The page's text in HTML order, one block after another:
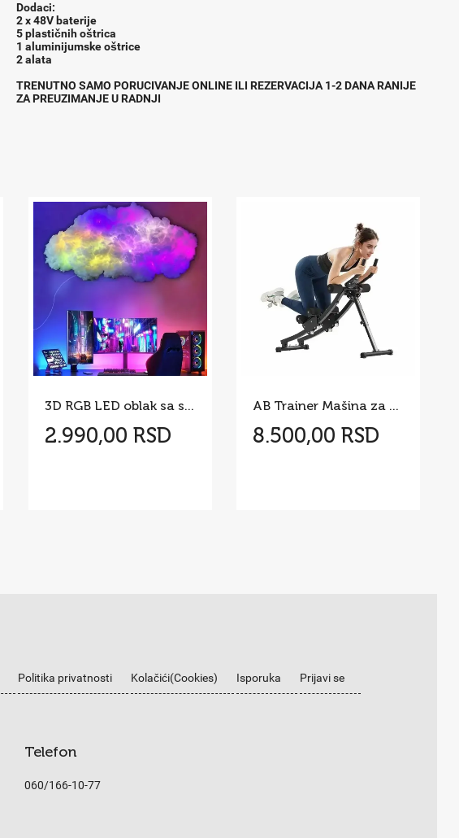
Dodaci:
2 x 48V baterije
5 plastičnih oštrica
1 aluminijumske oštrice
2 alata
TRENUTNO SAMO PORUCIVANJE ONLINE ILI REZERVACIJA 1-2 DANA RANIJE
ZA PREUZIMANJE U RADNJI
3D RGB LED oblak sa svetlosnim efektima – 200 cm
2.990,00 RSD
AB Trainer Mašina za Trbušnjake 200 kg
8.500,00 RSD
Politika privatnosti Kolačići(Cookies) Isporuka Prijavi se
Telefon
060/166-10-77